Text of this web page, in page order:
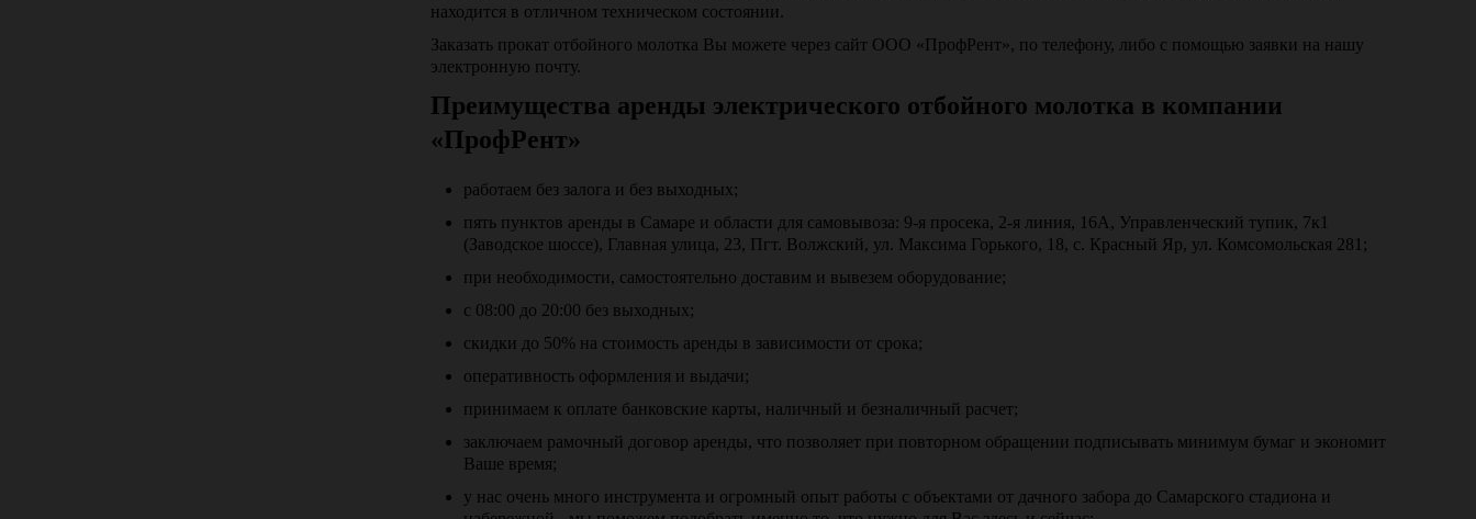
находится в отличном техническом состоянии.
Заказать прокат отбойного молотка Вы можете через сайт ООО «ПрофРент», по телефону, либо с помощью заявки на нашу
электронную почту.
Преимущества аренды электрического отбойного молотка в компании
«ПрофРент»
работаем без залога и без выходных;
пять пунктов аренды в Самаре и области для самовывоза: 9-я просека, 2-я линия, 16А, Управленческий тупик, 7к1
(Заводское шоссе), Главная улица, 23, Пгт. Волжский, ул. Максима Горького, 18, с. Красный Яр, ул. Комсомольская 281;
при необходимости, самостоятельно доставим и вывезем оборудование;
с 08:00 до 20:00 без выходных;
скидки до 50% на стоимость аренды в зависимости от срока;
оперативность оформления и выдачи;
принимаем к оплате банковские карты, наличный и безналичный расчет;
заключаем рамочный договор аренды, что позволяет при повторном обращении подписывать минимум бумаг и экономит
Ваше время;
у нас очень много инструмента и огромный опыт работы с объектами от дачного забора до Самарского стадиона и